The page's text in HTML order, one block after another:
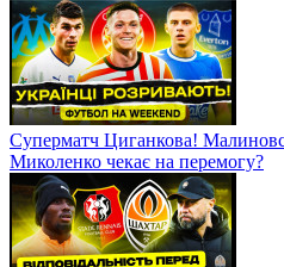
Суперматч Циганкова!
Миколенко чекає на перемогу?